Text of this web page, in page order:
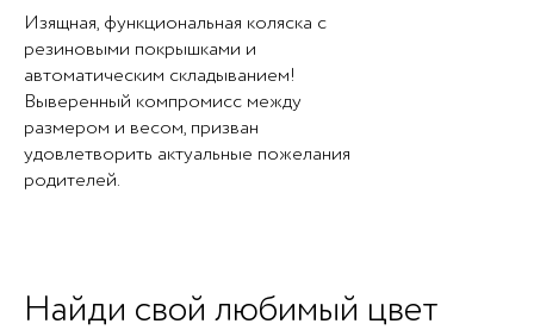
Изящная, функциональная коляска с
резиновыми покрышками и
автоматическим складыванием!
Выверенный компромисс между
размером и весом, призван
удовлетворить актуальные пожелания
родителей.
Найди свой любимый цвет